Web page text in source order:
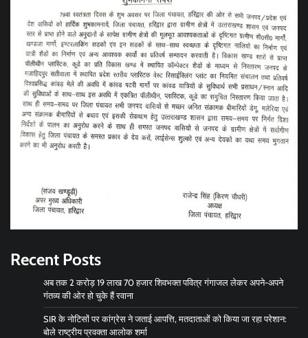
Recent Posts
अब तक 2 करोड़ 19 लाख 70 हजार शिवभक्त पवित्र गंगाजल लेकर अपने-अपने
गंतव्य की ओर हो चुके हैं रवाना
SIR के नोटिसों पर कांग्रेस ने जताई आपत्ति, मतदाताओं को किया जा रहा परेशान:
बोले राष्ट्रीय प्रवक्ता आलोक शर्मा